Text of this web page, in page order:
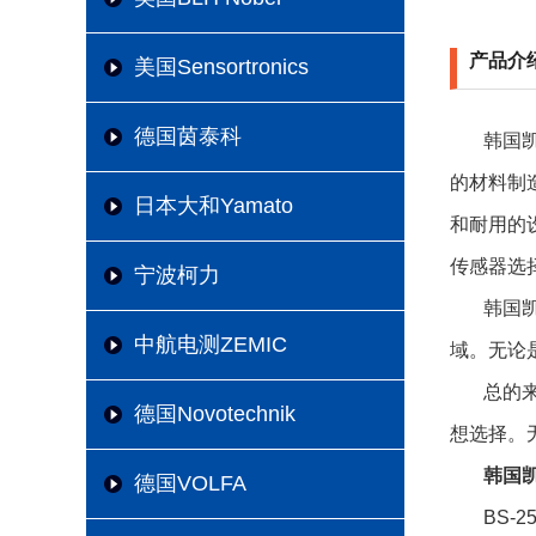
美国Sensortronics
德国茵泰科
日本大和Yamato
宁波柯力
中航电测ZEMIC
德国Novotechnik
德国VOLFA
产品介
韩国
的材料制
和耐用的
传感器选
韩国
域。无论
总的
想选择。
韩国
BS-